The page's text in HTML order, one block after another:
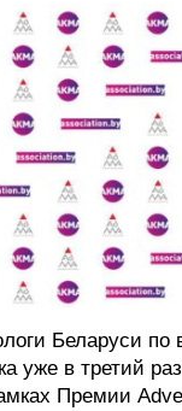
Беларуси по
уже в третий
Премии
ТИПОГРАФИКА
О ПРОЕКТЕ
РЕКЛАМА
КОНТАКТЫ